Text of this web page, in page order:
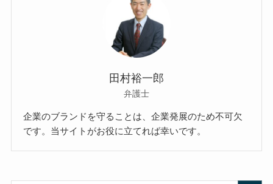
田村裕一郎
弁護士
企業のブランドを守ることは、企業発展のため不可欠
です。当サイトがお役に立てれば幸いです。